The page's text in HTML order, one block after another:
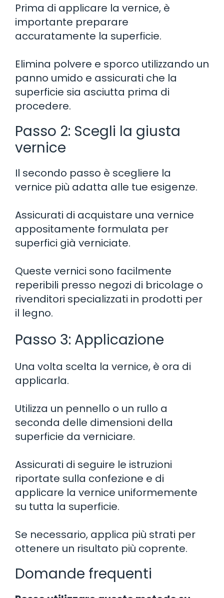
Prima di applicare la vernice, è
importante preparare
accuratamente la superficie.
Elimina polvere e sporco utilizzando un
panno umido e assicurati che la
superficie sia asciutta prima di
procedere.
Passo 2: Scegli la giusta
vernice
Il secondo passo è scegliere la
vernice più adatta alle tue esigenze.
Assicurati di acquistare una vernice
appositamente formulata per
superfici già verniciate.
Queste vernici sono facilmente
reperibili presso negozi di bricolage o
rivenditori specializzati in prodotti per
il legno.
Passo 3: Applicazione
Una volta scelta la vernice, è ora di
applicarla.
Utilizza un pennello o un rullo a
seconda delle dimensioni della
superficie da verniciare.
Assicurati di seguire le istruzioni
riportate sulla confezione e di
applicare la vernice uniformemente
su tutta la superficie.
Se necessario, applica più strati per
ottenere un risultato più coprente.
Domande frequenti